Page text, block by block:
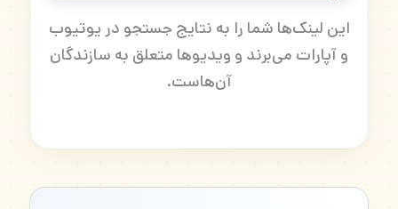
این لینک‌ها شما را به نتایج جستجو در یوتیوب
و آپارات می‌برند و ویدیوها متعلق به سازندگان
آن‌هاست.